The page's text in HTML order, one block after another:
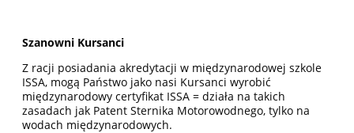
Szanowni Kursanci
Z racji posiadania akredytacji w międzynarodowej szkole
ISSA, mogą Państwo jako nasi Kursanci wyrobić
międzynarodowy certyfikat ISSA = działa na takich
zasadach jak Patent Sternika Motorowodnego, tylko na
wodach międzynarodowych.